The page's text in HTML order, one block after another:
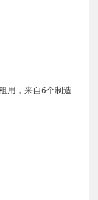
用，来自6个制造